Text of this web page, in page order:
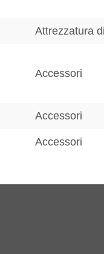
Attrezzatura
Accessori
Accessori
Accessori